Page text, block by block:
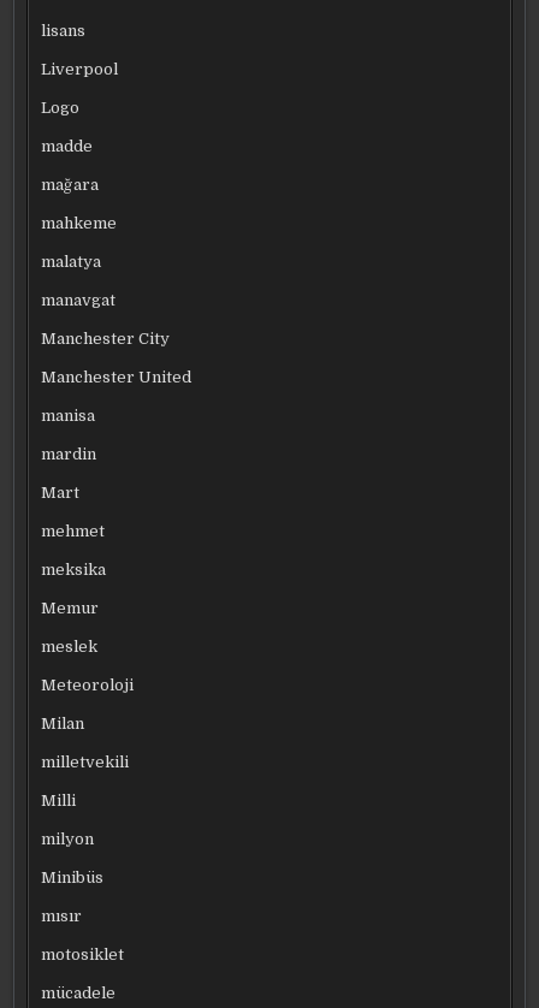
lisans
Liverpool
Logo
madde
mağara
mahkeme
malatya
manavgat
Manchester City
Manchester United
manisa
mardin
Mart
mehmet
meksika
Memur
meslek
Meteoroloji
Milan
milletvekili
Milli
milyon
Minibüs
mısır
motosiklet
mücadele